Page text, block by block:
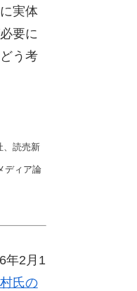
実体
要に
う考
、読売新
ディア論
年2月1
氏の